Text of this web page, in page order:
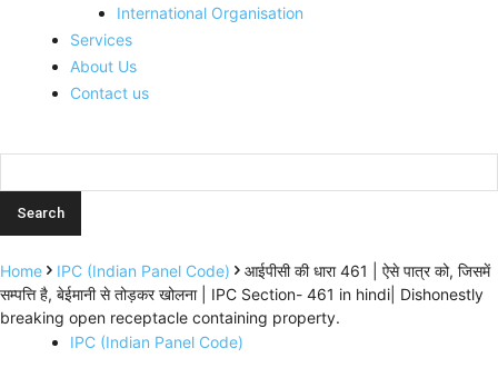
International Organisation
Services
About Us
Contact us
Home IPC (Indian Panel Code)
आईपीसी की धारा 461 | ऐसे पात्र को, जिसमें
सम्पत्ति है, बेईमानी से तोड़कर खोलना | IPC Section- 461 in hindi| Dishonestly
breaking open receptacle containing property.
IPC (Indian Panel Code)